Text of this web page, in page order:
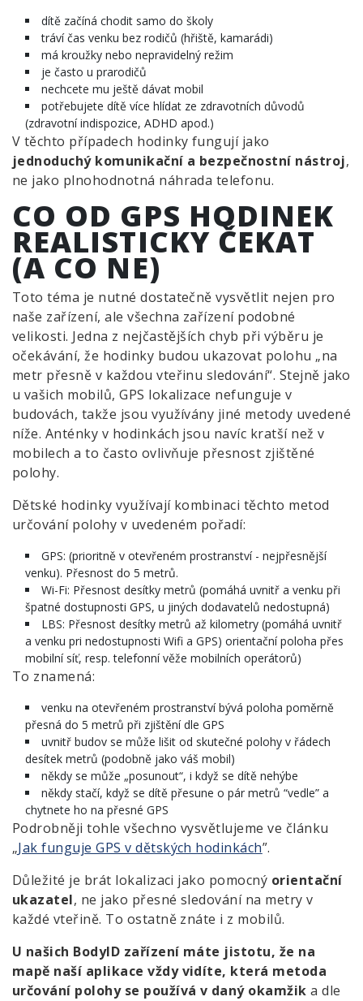
dítě začíná chodit samo do školy
tráví čas venku bez rodičů (hřiště, kamarádi)
má kroužky nebo nepravidelný režim
je často u prarodičů
nechcete mu ještě dávat mobil
potřebujete dítě více hlídat ze zdravotních důvodů
(zdravotní indispozice, ADHD apod.)
V těchto případech hodinky fungují jako
jednoduchý komunikační a bezpečnostní nástroj,
ne jako plnohodnotná náhrada telefonu.
CO OD GPS HODINEK
REALISTICKY ČEKAT
(A CO NE)
Toto téma je nutné dostatečně vysvětlit nejen pro
naše zařízení, ale všechna zařízení podobné
velikosti. Jedna z nejčastějších chyb při výběru je
očekávání, že hodinky budou ukazovat polohu „na
metr přesně v každou vteřinu sledování“. Stejně jako
u vašich mobilů, GPS lokalizace nefunguje v
budovách, takže jsou využívány jiné metody uvedené
níže. Anténky v hodinkách jsou navíc kratší než v
mobilech a to často ovlivňuje přesnost zjištěné
polohy.
Dětské hodinky využívají kombinaci těchto metod
určování polohy v uvedeném pořadí:
GPS: (prioritně v otevřeném prostranství - nejpřesnější
venku). Přesnost do 5 metrů.
Wi-Fi: Přesnost desítky metrů (pomáhá uvnitř a venku při
špatné dostupnosti GPS, u jiných dodavatelů nedostupná)
LBS: Přesnost desítky metrů až kilometry (pomáhá uvnitř
a venku pri nedostupnosti Wifi a GPS) orientační poloha přes
mobilní síť, resp. telefonní věže mobilních operátorů)
To znamená:
venku na otevřeném prostranství bývá poloha poměrně
přesná do 5 metrů při zjištění dle GPS
uvnitř budov se může lišit od skutečné polohy v řádech
desítek metrů (podobně jako váš mobil)
někdy se může „posunout“, i když se dítě nehýbe
někdy stačí, když se dítě přesune o pár metrů “vedle” a
chytnete ho na přesné GPS
Podrobněji tohle všechno vysvětlujeme ve článku
„Jak funguje GPS v dětských hodinkách”.
Důležité je brát lokalizaci jako pomocný orientační
ukazatel, ne jako přesné sledování na metry v
každé vteřině. To ostatně znáte i z mobilů.
U našich BodyID zařízení máte jistotu, že na
mapě naší aplikace vždy vidíte, která metoda
určování polohy se používá v daný okamžik a dle